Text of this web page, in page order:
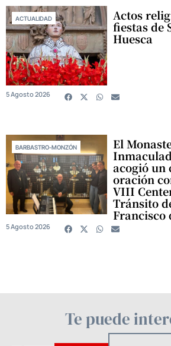
ACTUALIDAD Actos
fiestas de
Huesca
5 Agosto 2026
BARBASTRO-MONZÓN El
acogió un
oración
VIII
Tránsito
Francisco
5 Agosto 2026
Te puede